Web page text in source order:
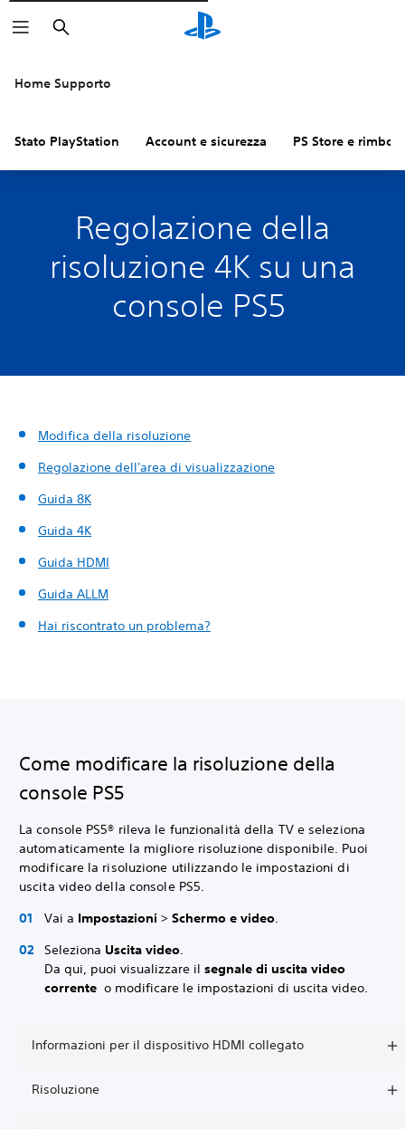
Cerca
Home Supporto
Stato PlayStation Account e sicurezza PS Store e
Regolazione della
risoluzione 4K su una
console PS5
Modifica della risoluzione
Regolazione dell'area di visualizzazione
Guida 8K
Guida 4K
Guida HDMI
Guida ALLM
Hai riscontrato un problema?
Come modificare la risoluzione della
console PS5
La console PS5® rileva le funzionalità della TV e seleziona
automaticamente la migliore risoluzione disponibile. Puoi
modificare la risoluzione utilizzando le impostazioni di
uscita video della console PS5.
Vai a Impostazioni > Schermo e video.
Seleziona Uscita video.
Da qui, puoi visualizzare il segnale di uscita video
corrente o modificare le impostazioni di uscita video.
Informazioni per il dispositivo HDMI collegato
Risoluzione